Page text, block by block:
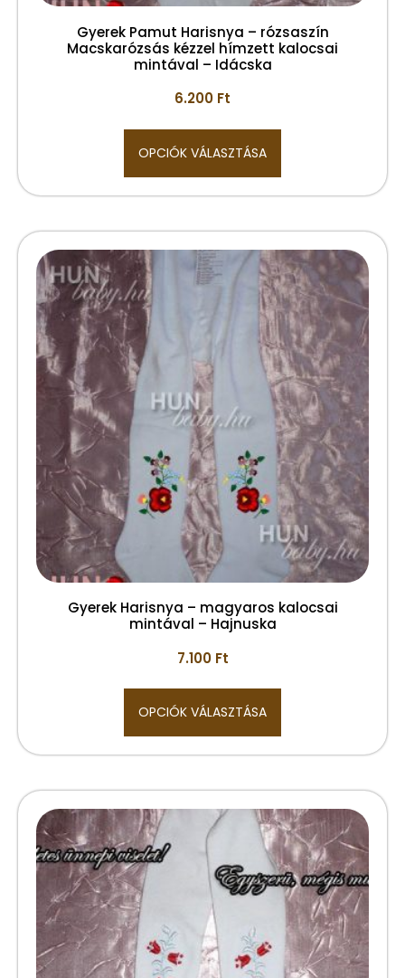
Gyerek Pamut Harisnya – rózsaszín
Macskarózsás kézzel hímzett kalocsai
mintával – Idácska
6.200 Ft
OPCIÓK VÁLASZTÁSA
Gyerek Harisnya – magyaros kalocsai
mintával – Hajnuska
7.100 Ft
OPCIÓK VÁLASZTÁSA